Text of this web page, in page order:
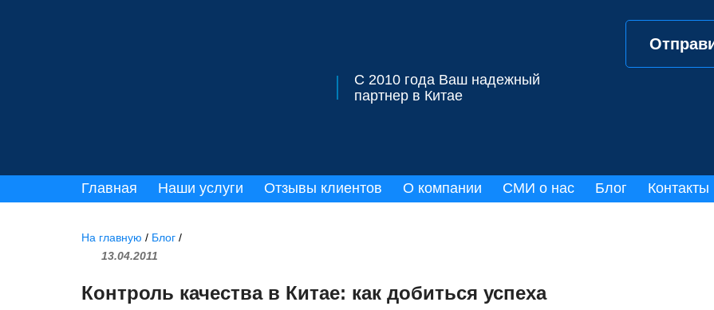
С 2010 года Ваш надежный
партнер в Китае
Главная Наши услуги Отзывы клиентов О компании СМИ о нас Блог Контакты
На главную / Блог /
13.04.2011
Контроль качества в Китае: как добиться успеха